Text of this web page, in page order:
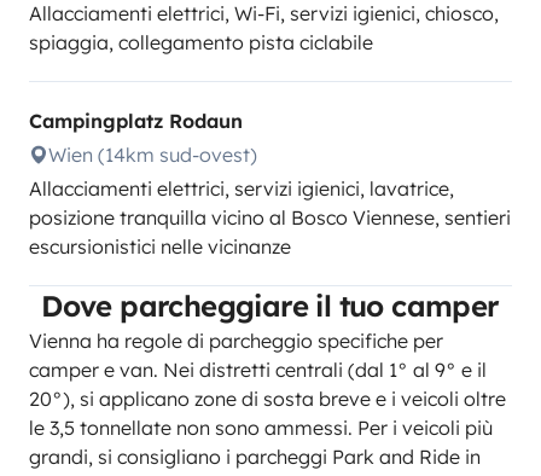
Allacciamenti elettrici, Wi-Fi, servizi igienici, chiosco,
spiaggia, collegamento pista ciclabile
Campingplatz Rodaun
Wien (14km sud-ovest)
Allacciamenti elettrici, servizi igienici, lavatrice,
posizione tranquilla vicino al Bosco Viennese, sentieri
escursionistici nelle vicinanze
Dove parcheggiare il tuo camper
Vienna ha regole di parcheggio specifiche per
camper e van. Nei distretti centrali (dal 1° al 9° e il
20°), si applicano zone di sosta breve e i veicoli oltre
le 3,5 tonnellate non sono ammessi. Per i veicoli più
grandi, si consigliano i parcheggi Park and Ride in